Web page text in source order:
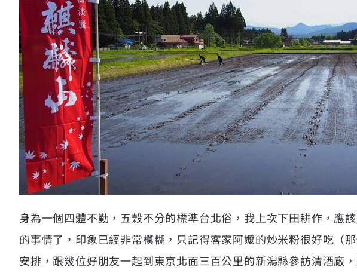
身為一個四體不勤，五穀不分的標準台北俗，我上次下田耕作，應
的事情了，印象已經非常模糊，只記得客家阿嬤的炒米粉很好吃（
安排，跟幾位好朋友一起到東京北面三百公里的新潟縣參訪清酒廠